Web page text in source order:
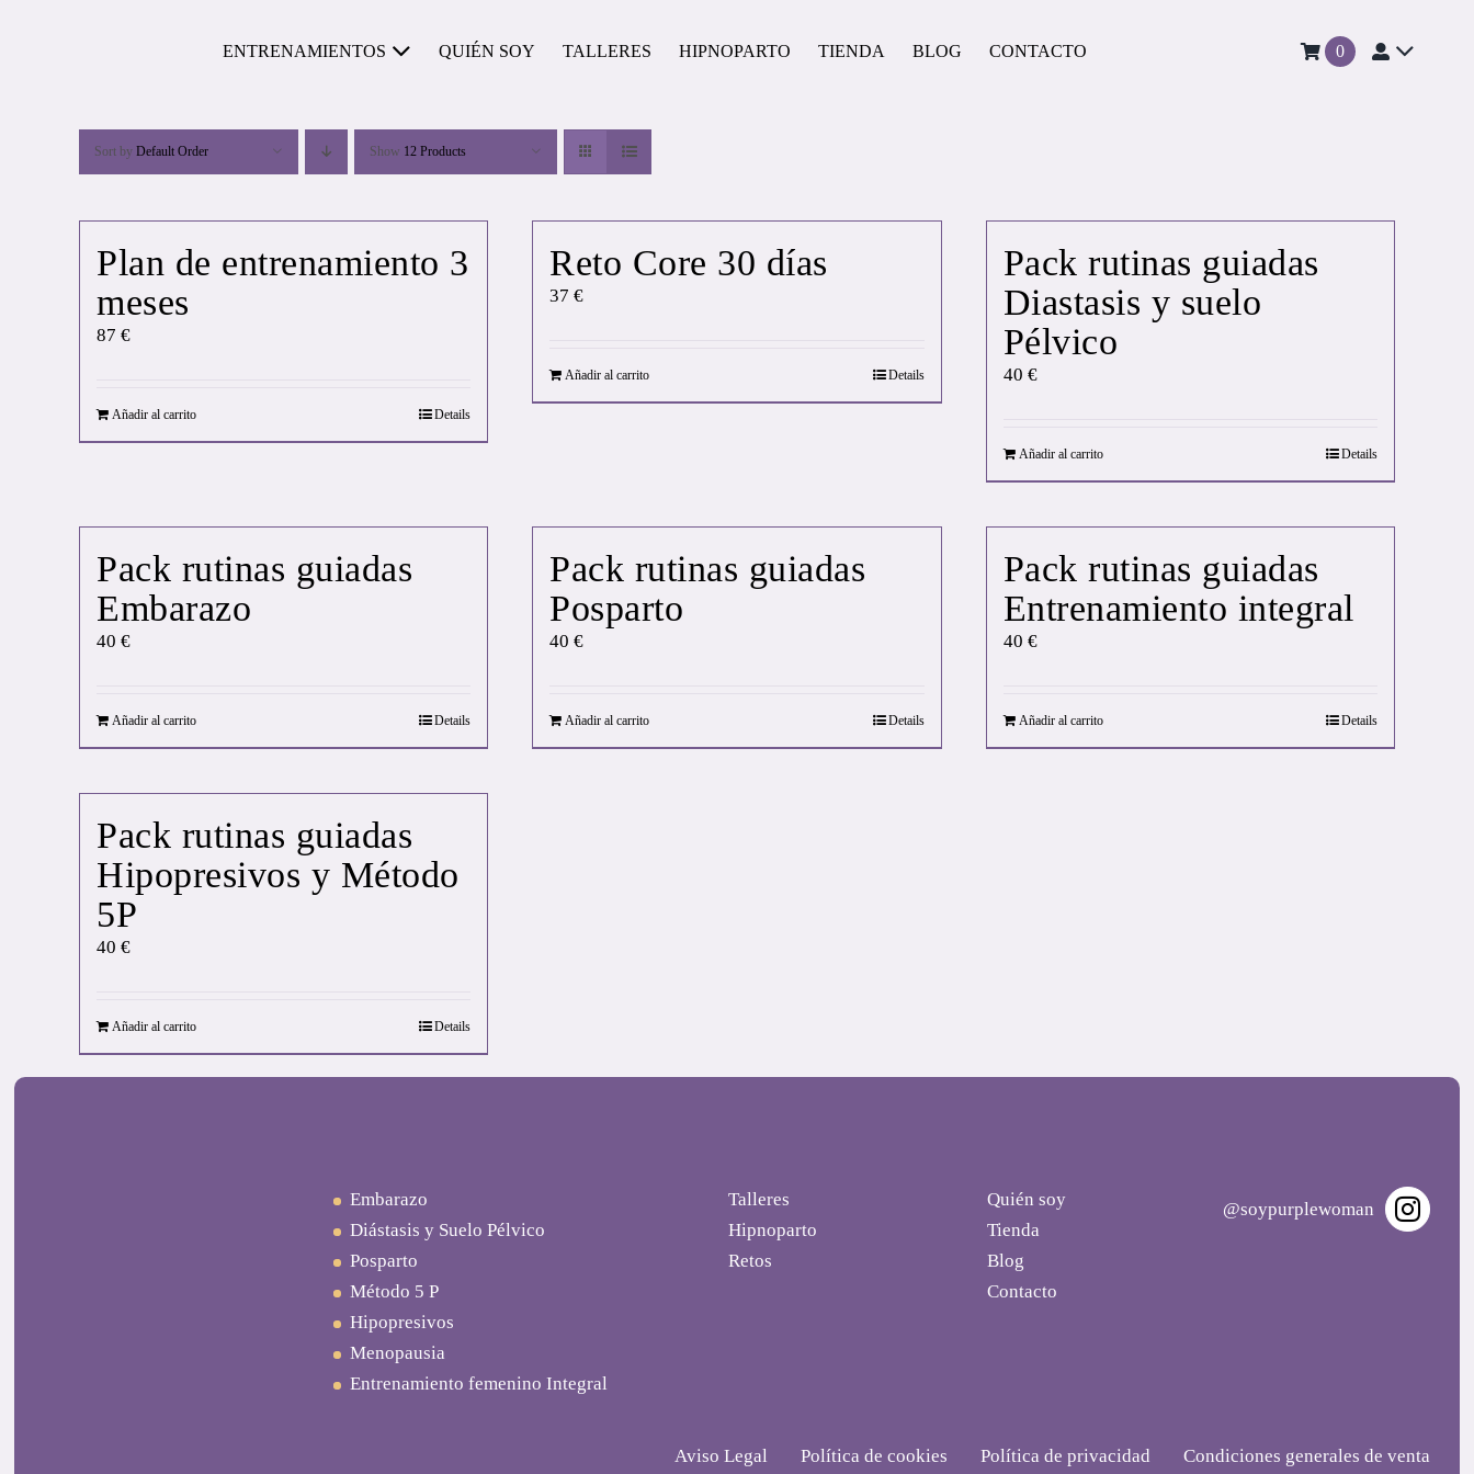
ENTRENAMIENTOS QUIÉN SOY TALLERES HIPNOPARTO TIENDA BLOG CONTACTO 0
Sort by Default Order Show 12 Products
Plan de entrenamiento 3
meses
87 €
Añadir al carrito Details
Reto Core 30 días
37€
Añadir al carrito Details
Pack rutinas guiadas
Diastasis y suelo
Pélvico
40 €
Añadir al carrito Details
Pack rutinas guiadas
Embarazo
40 €
Añadir al carrito Details
Pack rutinas guiadas
Posparto
40€
Añadir al carrito Details
Pack rutinas guiadas
Entrenamiento integral
40 €
Añadir al carrito Details
Pack rutinas guiadas
Hipopresivos y Método
5P
40 €
Añadir al carrito Details
Embarazo
Diástasis y Suelo Pélvico
Posparto
Método 5 P
Hipopresivos
Menopausia
Entrenamiento femenino Integral
Talleres
Hipnoparto
Retos
Quién soy
Tienda
Blog
Contacto
@soypurplewoman
Aviso Legal Política de cookies Política de privacidad Condiciones generales de venta